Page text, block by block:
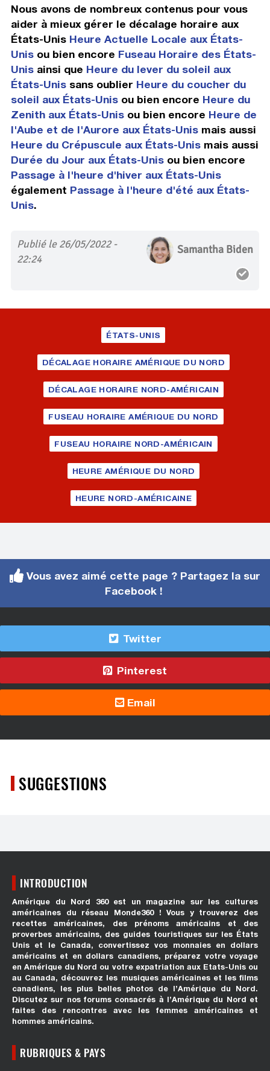
Nous avons de nombreux contenus pour vous
aider à mieux gérer le décalage horaire aux
États-Unis Heure Actuelle Locale aux États-
Unisou bien encore Fuseau Horaire des États-
Unisainsi que Heure du lever du soleil aux
États-Unissans oublier Heure du coucher du
soleil aux États-Unisou bien encore Heure du
Zenith aux États-Unisou bien encore Heure de
l'Aube et de l'Aurore aux États-Unismais aussi
Heure du Crépuscule aux États-Unismais aussi
Durée du Jour aux États-Unisou bien encore
Passage à l'heure d'hiver aux États-Unis
également Passage à l'heure d'été aux États-
Unis.
Publié le 26/05/2022 -
22:24
Samantha Biden
ÉTATS-UNIS
DÉCALAGE HORAIRE AMÉRIQUE DU NORD
DÉCALAGE HORAIRE NORD-AMÉRICAIN
FUSEAU HORAIRE AMÉRIQUE DU NORD
FUSEAU HORAIRE NORD-AMÉRICAIN
HEURE AMÉRIQUE DU NORD
HEURE NORD-AMÉRICAINE
Vous avez aimé cette page ? Partagez la sur
Facebook !
Twitter
Pinterest
Email
SUGGESTIONS
INTRODUCTION
Amérique du Nord 360 est un magazine sur les cultures
américaines du réseau Monde360 ! Vous y trouverez des
recettes américaines, des prénoms américains et des
proverbes américains, des guides touristiques sur les États
Unis et le Canada, convertissez vos monnaies en dollars
américains et en dollars canadiens, préparez votre voyage
en Amérique du Nord ou votre expatriation aux Etats-Unis ou
au Canada, découvrez les musiques américaines et les films
canadiens, les plus belles photos de l’Amérique du Nord.
Discutez sur nos forums consacrés à l’Amérique du Nord et
faites des rencontres avec les femmes américaines et
hommes américains.
RUBRIQUES & PAYS